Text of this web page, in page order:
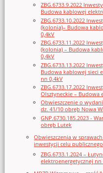
ZBG.6733.9.2022
Budowa kablowej
ZBG.6733.10.2022
(kolonia)– Budowa
0,4kV
ZBG.6733.11.2022
(kolonia) – Budowa
0,4kV
ZBG.6733.13.2022
Budowa kablowej sieci
nn 0,4kV
ZBG.6733.17.2022
Olsztyneckie – Budowa
Obwieszczenie o
dz. 41/10 obręb Nowa
GNP.6730.185.2023 -
obręb Lutek
Obwieszczenia w
inwestycji celu
ZBG.6733.1.2024 –
elektroenergetycznej nn